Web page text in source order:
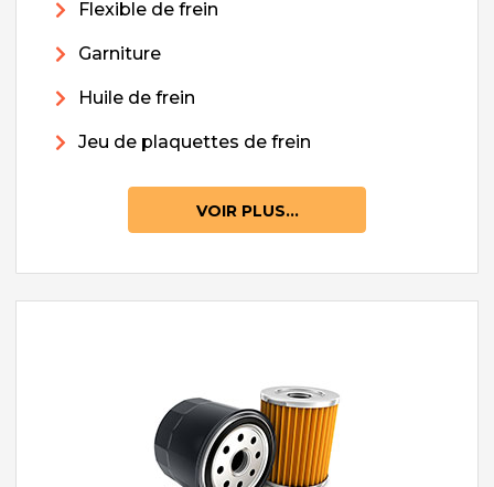
Flexible de frein
Garniture
Huile de frein
Jeu de plaquettes de frein
VOIR PLUS...